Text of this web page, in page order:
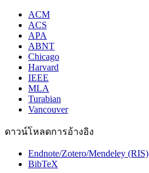
ACM
ACS
APA
ABNT
Chicago
Harvard
IEEE
MLA
Turabian
Vancouver
ดาวน์โหลดการอ้างอิง
Endnote/Zotero/Mendeley (RIS)
BibTeX